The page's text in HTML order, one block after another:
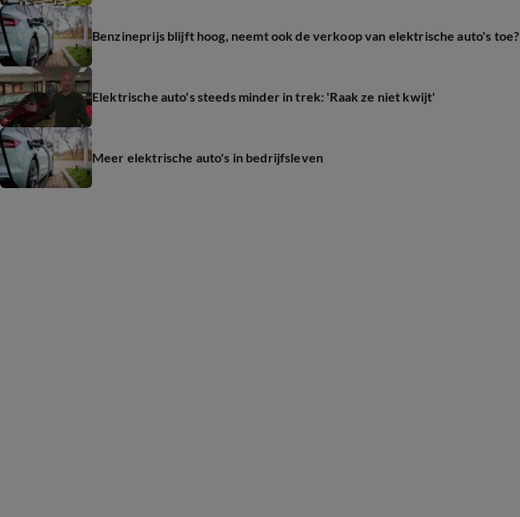
Benzineprijs blijft hoog, neemt ook de verkoop van elektrische auto's toe?
Elektrische auto's steeds minder in trek: 'Raak ze niet kwijt'
Meer elektrische auto's in bedrijfsleven